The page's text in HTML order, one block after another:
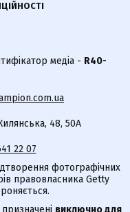
медіа - R40-
48, 50А
22 07
фотографічних
правовласника Getty